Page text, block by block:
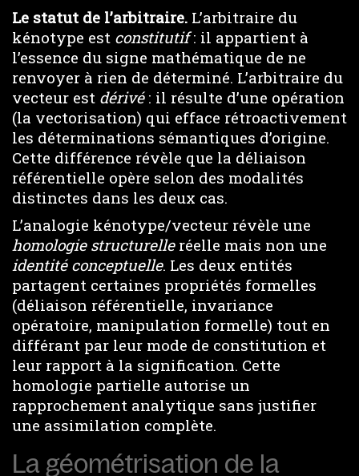
Le statut de l’arbitraire. L’arbitraire du
kénotype est constitutif: il appartient à
l’essence du signe mathématique de ne
renvoyer à rien de déterminé. L’arbitraire du
vecteur est dérivé: il résulte d’une opération
(la vectorisation) qui efface rétroactivement
les déterminations sémantiques d’origine.
Cette différence révèle que la déliaison
référentielle opère selon des modalités
distinctes dans les deux cas.
L’analogie kénotype/vecteur révèle une
homologie structurelleréelle mais non une
identité conceptuelle. Les deux entités
partagent certaines propriétés formelles
(déliaison référentielle, invariance
opératoire, manipulation formelle) tout en
différant par leur mode de constitution et
leur rapport à la signification. Cette
homologie partielle autorise un
rapprochement analytique sans justifier
une assimilation complète.
La géométrisation de la